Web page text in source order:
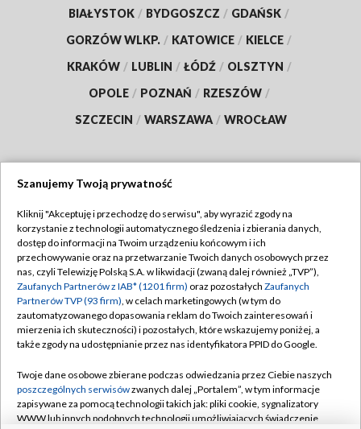
BIAŁYSTOK / BYDGOSZCZ / GDAŃSK /
GORZÓW WLKP. / KATOWICE / KIELCE /
KRAKÓW / LUBLIN / ŁÓDŹ / OLSZTYN /
OPOLE / POZNAŃ / RZESZÓW /
SZCZECIN / WARSZAWA / WROCŁAW
TVP
Abonament TVP
Emisja w TVP
Centrum informacji TVP
Naziemna Telewizja Cyfrowa
Rada Programowa
System NOS
Regulamin TVP
Polityka prywatności
Moje zgody
Pomoc
Kontakt
Szanujemy Twoją prywatność
Kliknij "Akceptuję i przechodzę do serwisu", aby wyrazić zgody na
korzystanie z technologii automatycznego śledzenia i zbierania danych,
dostęp do informacji na Twoim urządzeniu końcowym i ich
przechowywanie oraz na przetwarzanie Twoich danych osobowych przez
nas, czyli Telewizję Polską S.A. w likwidacji (zwaną dalej również „TVP”),
Zaufanych Partnerów z IAB* (1201 firm) oraz pozostałych Zaufanych
Partnerów TVP (93 firm), w celach marketingowych (w tym do
zautomatyzowanego dopasowania reklam do Twoich zainteresowań i
mierzenia ich skuteczności) i pozostałych, które wskazujemy poniżej, a
także zgody na udostępnianie przez nas identyfikatora PPID do Google.
Twoje dane osobowe zbierane podczas odwiedzania przez Ciebie naszych
poszczególnych serwisówzwanych dalej „Portalem”, w tym informacje
zapisywane za pomocą technologii takich jak: pliki cookie, sygnalizatory
WWW lub innych podobnych technologii umożliwiających świadczenie